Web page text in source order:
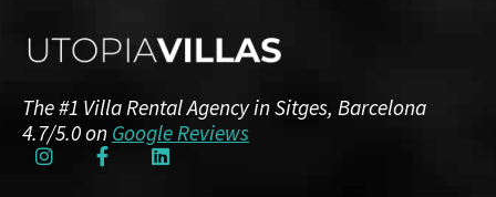
The #1 Villa Rental Agency in Sitges, Barcelona
4.7/5.0 on Google Reviews